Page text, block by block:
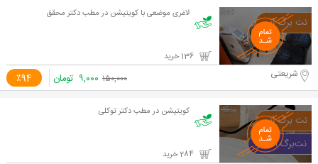
لاغری موضعی با کویتیشن در مطب دکتر محقق
٪94 شریعتی ۱۵۰,۰۰۰ ۹,۰۰۰ تومان
کویتیشن در مطب دکتر توکلی